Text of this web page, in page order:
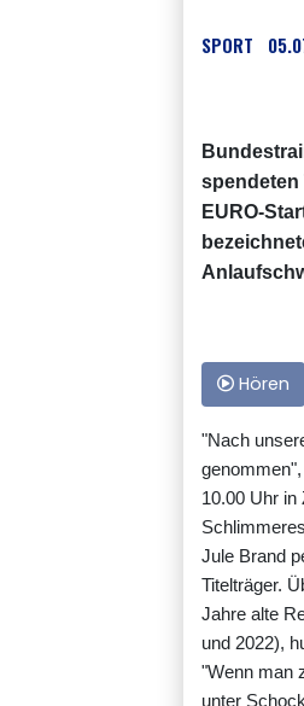
SPORT
spendeten
EURO-
Hören
"Nach
10.00 Uhr
Jule Brand
Titelträger.
Jahre alte
und 2022),
"Wenn man
unter